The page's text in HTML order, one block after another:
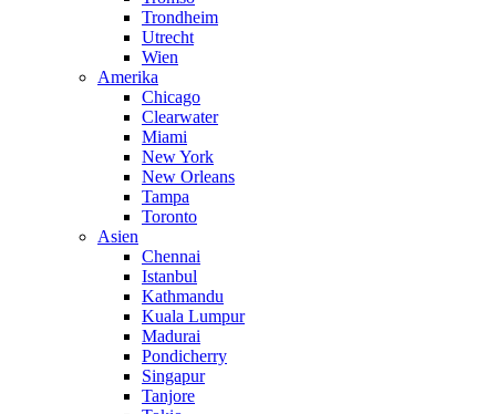
Trondheim
Utrecht
Wien
Amerika
Chicago
Clearwater
Miami
New York
New Orleans
Tampa
Toronto
Asien
Chennai
Istanbul
Kathmandu
Kuala Lumpur
Madurai
Pondicherry
Singapur
Tanjore